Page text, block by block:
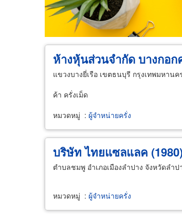
ห้างหุ้นส่วนจำกัด บางกอก
แขวงบางยี่เรือ เขตธนบุรี กรุงเทพมหานค
ค้า ครั่งเม็ด
หมวดหมู่ : ผู้จำหน่ายครั่ง
บริษัท ไทยแซลแลค
ตำบลชมพู อำเภอเมืองลำปาง จังหวัดลำป
หมวดหมู่ : ผู้จำหน่ายครั่ง